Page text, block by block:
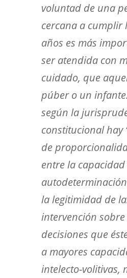
voluntad de una
cercana a cumplir
años es más
ser atendida con
cuidado, que
púber o un
según la
constitucional hay
de
entre la
la legitimidad de
intervención sobre
decisiones que
a mayores
intelecto-volitivas,